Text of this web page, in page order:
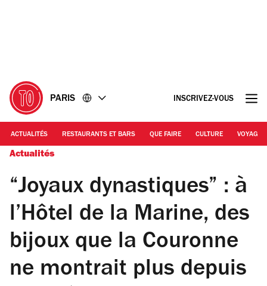
PARIS INSCRIVEZ-VOUS
ACTUALITÉS RESTAURANTS ET BARS QUE FAIRE CULTURE VOYAGE
Actualités
“Joyaux dynastiques” : à
l’Hôtel de la Marine, des
bijoux que la Couronne
ne montrait plus depuis